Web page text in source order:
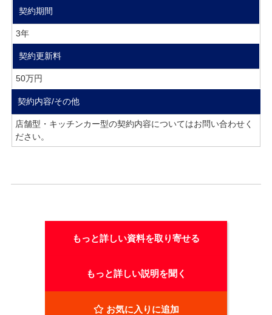
契約期間
3年
契約更新料
50万円
契約内容/その他
店舗型・キッチンカー型の契約内容についてはお問い合わせく
ださい。
もっと詳しい資料を取り寄せる
もっと詳しい説明を聞く
お気に入りに追加